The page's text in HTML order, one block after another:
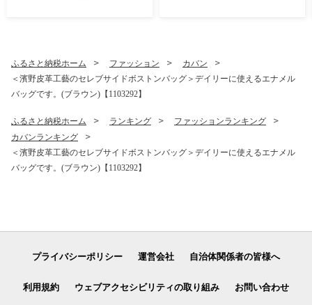
ふるさと納税ホーム ファッション
カバン
＜濱野皮革工藝のセレブサイドボストンバッグ＞デイリーに使えるエナメル
バッグです。(ブラウン)【1103292】
ふるさと納税ホーム ランキング
ファッションランキング
カバンランキング
＜濱野皮革工藝のセレブサイドボストンバッグ＞デイリーに使えるエナメル
バッグです。(ブラウン)【1103292】
プライバシーポリシー 運営会社 自治体関係者の皆様へ
利用規約 ウェブアクセシビリティの取り組み お問い合わせ